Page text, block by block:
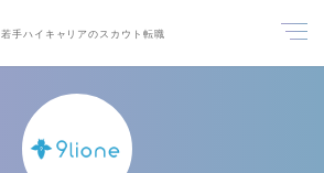
若手ハイキャリアのスカウト転職